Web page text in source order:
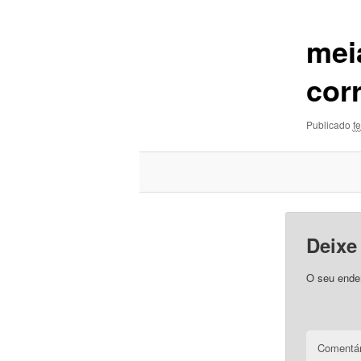
Publicado
O seu